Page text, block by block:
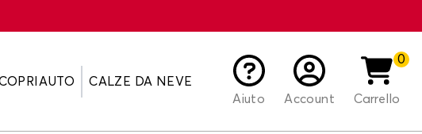
CALZE DA NEVE
Aiuto
Account
0
Carrello